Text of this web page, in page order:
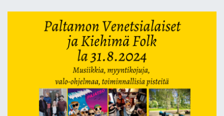
Kiehimä Folk 31.8. siirtyy
Paltalinnaan kello 19
eteenpäin